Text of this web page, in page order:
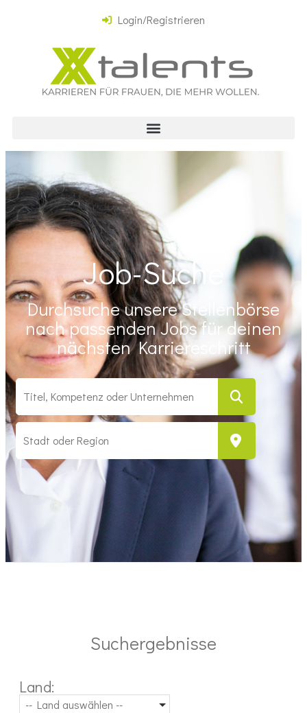
Login/Registrieren
Job-Suche
Durchsuche unsere Stellenbörse
nach passenden Jobs für deinen
nächsten Karriereschritt
Suchergebnisse
Land:
-- Land auswählen --